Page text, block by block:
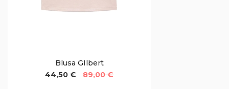
Blusa GIlbert
44,50 €
89,00 €